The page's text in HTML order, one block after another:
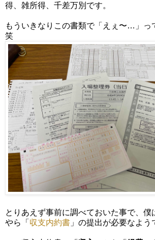
得、雑所得、千差万別です。
もういきなりこの書類で「えぇ〜…」っ
笑
とりあえず事前に調べておいた事で、僕
やら「 収支内約書 」の提出が必要なよう